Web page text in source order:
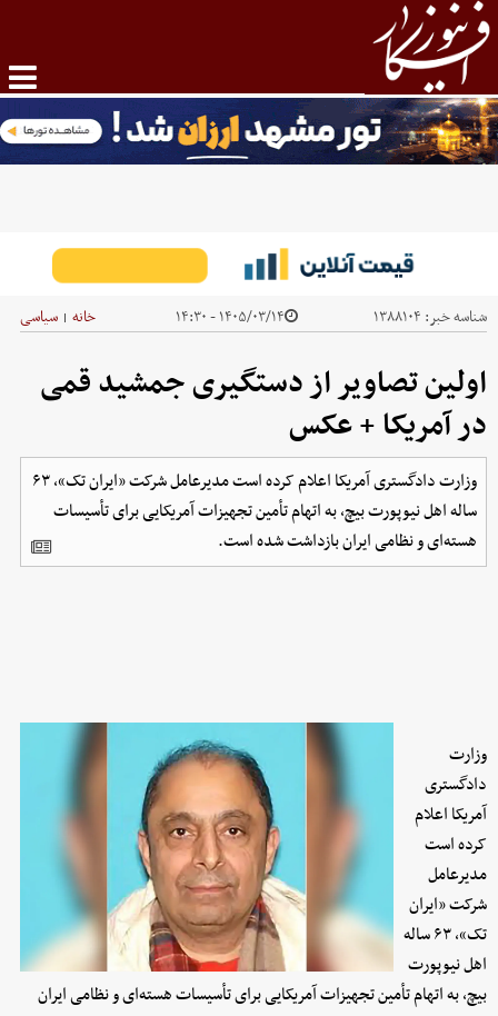
شناسه خبر: ۱۳۸۸۱۰۴ ۱۴۰۵/۰۳/۱۴ - ۱۴:۳۰ خانه | سیاسی
اولین تصاویر از دستگیری جمشید قمی
در آمریکا + عکس
وزارت دادگستری آمریکا اعلام کرده است مدیرعامل شرکت «ایران تک»، ۶۳
ساله اهل نیوپورت بیچ، به اتهام تأمین تجهیزات آمریکایی برای تأسیسات
هسته‌ای و نظامی ایران بازداشت شده است.
وزارت
دادگستری
آمریکا اعلام
کرده است
مدیرعامل
شرکت «ایران
تک»، ۶۳ ساله
اهل نیوپورت
بیچ، به اتهام تأمین تجهیزات آمریکایی برای تأسیسات هسته‌ای و نظامی ایران